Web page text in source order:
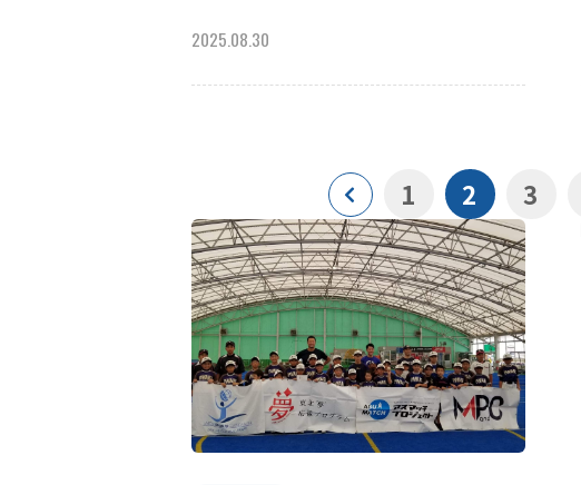
2025.08.30
1 2 3